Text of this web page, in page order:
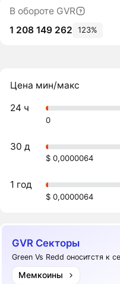
В обороте GVR
1 208 149 262
123%
Цена мин/макс
24 ч
0
30 д
$ 0,0000064
1 год
$ 0,0000064
GVR Секторы
Green Vs Redd оноситстя к
Мемкоины